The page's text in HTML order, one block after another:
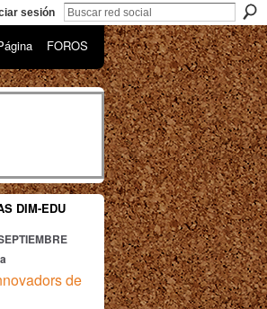
sesión
FOROS
DIM-EDU
de